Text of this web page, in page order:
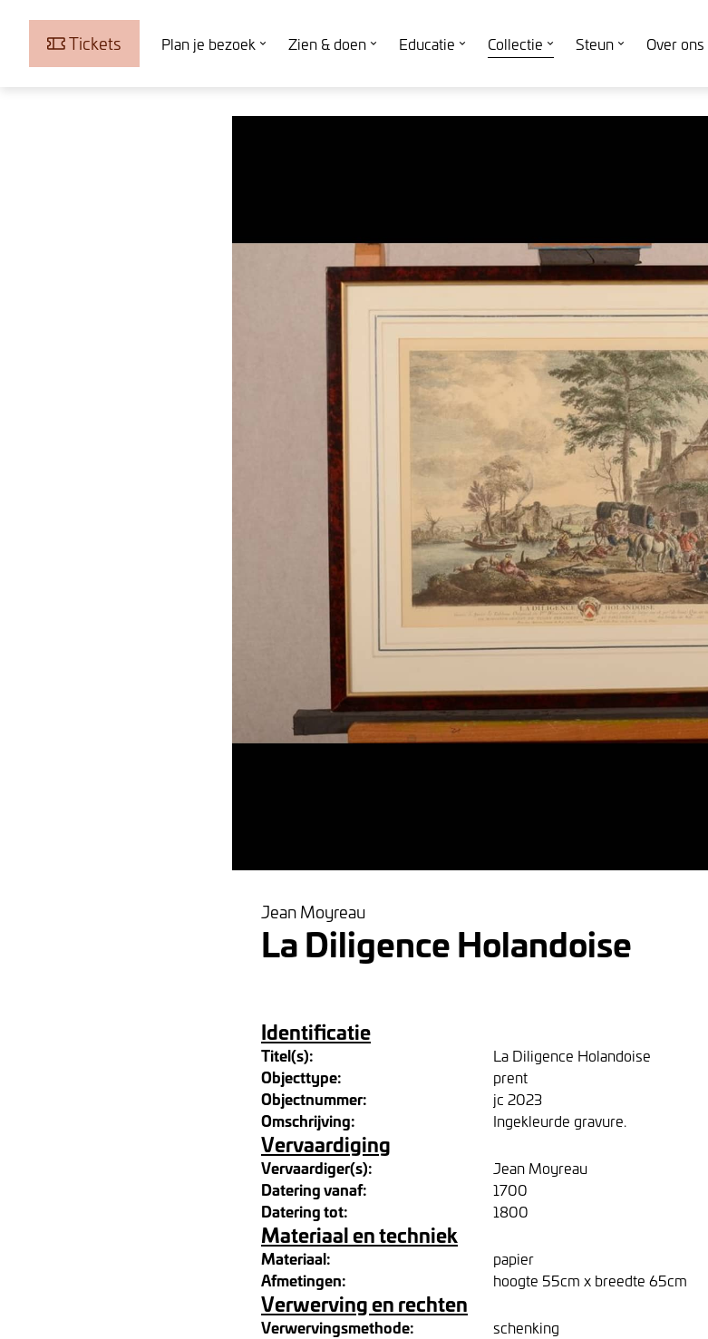
Tickets Plan je bezoek Zien & doen Educatie Collectie Steun Over ons
Jean Moyreau
La Diligence Holandoise
Identificatie
Titel(s): La Diligence Holandoise
Objecttype: prent
Objectnummer: jc 2023
Omschrijving: Ingekleurde gravure.
Vervaardiging
Vervaardiger(s): Jean Moyreau
Datering vanaf: 1700
Datering tot: 1800
Materiaal en techniek
Materiaal: papier
Afmetingen: hoogte 55cm x breedte 65cm
Verwerving en rechten
Verwervingsmethode: schenking